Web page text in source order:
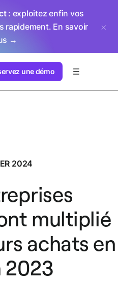
: exploitez enfin vos
rapidement. En savoir
→
une démo
2024
multiplié
achats en
2023